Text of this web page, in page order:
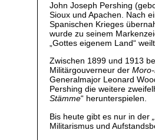
John Joseph Pershing
Sioux und Apachen. Nach
Spanischen Krieges
wurde zu seinem
„Gottes eigenem Land“
Zwischen 1899 und 1913
Militärgouverneur der
Generalmajor Leonard
Pershing die weitere
Stämme“ herunterspielen.
Bis heute gibt es nur in der
Militarismus und